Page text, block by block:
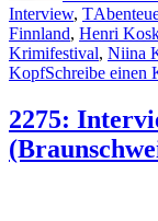
Interview, T
Finnland, Henri
Krimifestival, Niina
KopfSchreibe einen
2275: